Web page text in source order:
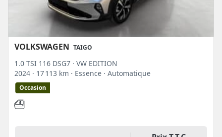
VOLKSWAGEN TAIGO
1.0 TSI 116 DSG7 · VW EDITION
2024 · 17 113 km · Essence · Automatique
Occasion